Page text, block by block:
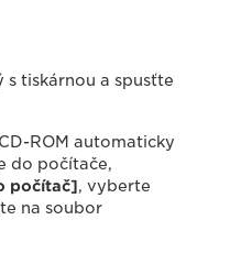
s tiskárnou a spusťte
ROM automaticky
do počítače,
počítač], vyberte
na soubor